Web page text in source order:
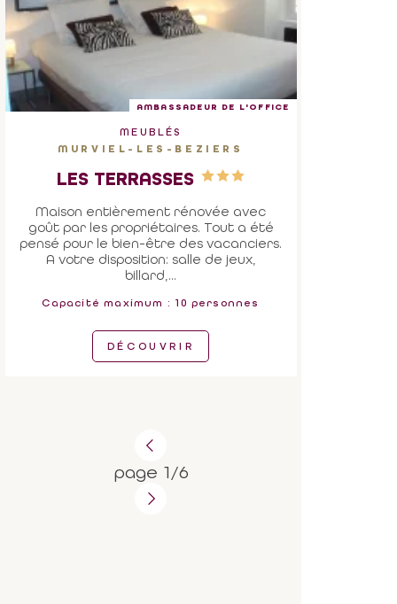
AMBASSADEUR DE L'OFFICE
MEUBLÉS
MURVIEL-LES-BEZIERS
LES TERRASSES
Maison entièrement rénovée avec
goût par les propriétaires. Tout a été
pensé pour le bien-être des vacanciers.
A votre disposition: salle de jeux,
billard,...
Capacité maximum : 10 personnes
DÉCOUVRIR
page 1/6